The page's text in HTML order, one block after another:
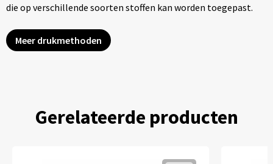
die op verschillende soorten stoffen kan worden toegepast.
Meer drukmethoden
Gerelateerde producten